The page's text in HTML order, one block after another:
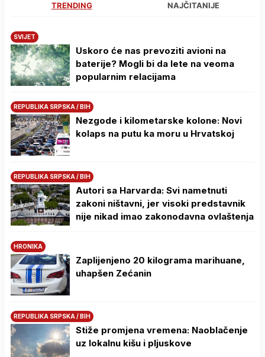
TRENDING NAJČITANIJE
SVIJET
Uskoro će nas prevoziti avioni na
baterije? Mogli bi da lete na veoma
popularnim relacijama
REPUBLIKA SRPSKA / BIH
Nezgode i kilometarske kolone: Novi
kolaps na putu ka moru u Hrvatskoj
REPUBLIKA SRPSKA / BIH
Autori sa Harvarda: Svi nametnuti
zakoni ništavni, jer visoki predstavnik
nije nikad imao zakonodavna ovlaštenja
HRONIKA
Zaplijenjeno 20 kilograma marihuane,
uhapšen Zećanin
REPUBLIKA SRPSKA / BIH
Stiže promjena vremena: Naoblačenje
uz lokalnu kišu i pljuskove